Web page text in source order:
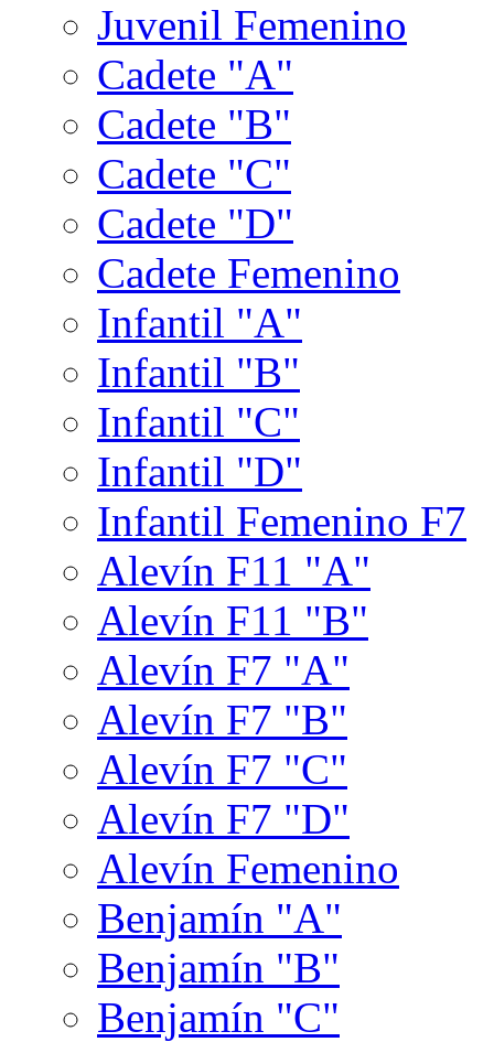
Juvenil Femenino
Cadete "A"
Cadete "B"
Cadete "C"
Cadete "D"
Cadete Femenino
Infantil "A"
Infantil "B"
Infantil "C"
Infantil "D"
Infantil Femenino F7
Alevín F11 "A"
Alevín F11 "B"
Alevín F7 "A"
Alevín F7 "B"
Alevín F7 "C"
Alevín F7 "D"
Alevín Femenino
Benjamín "A"
Benjamín "B"
Benjamín "C"